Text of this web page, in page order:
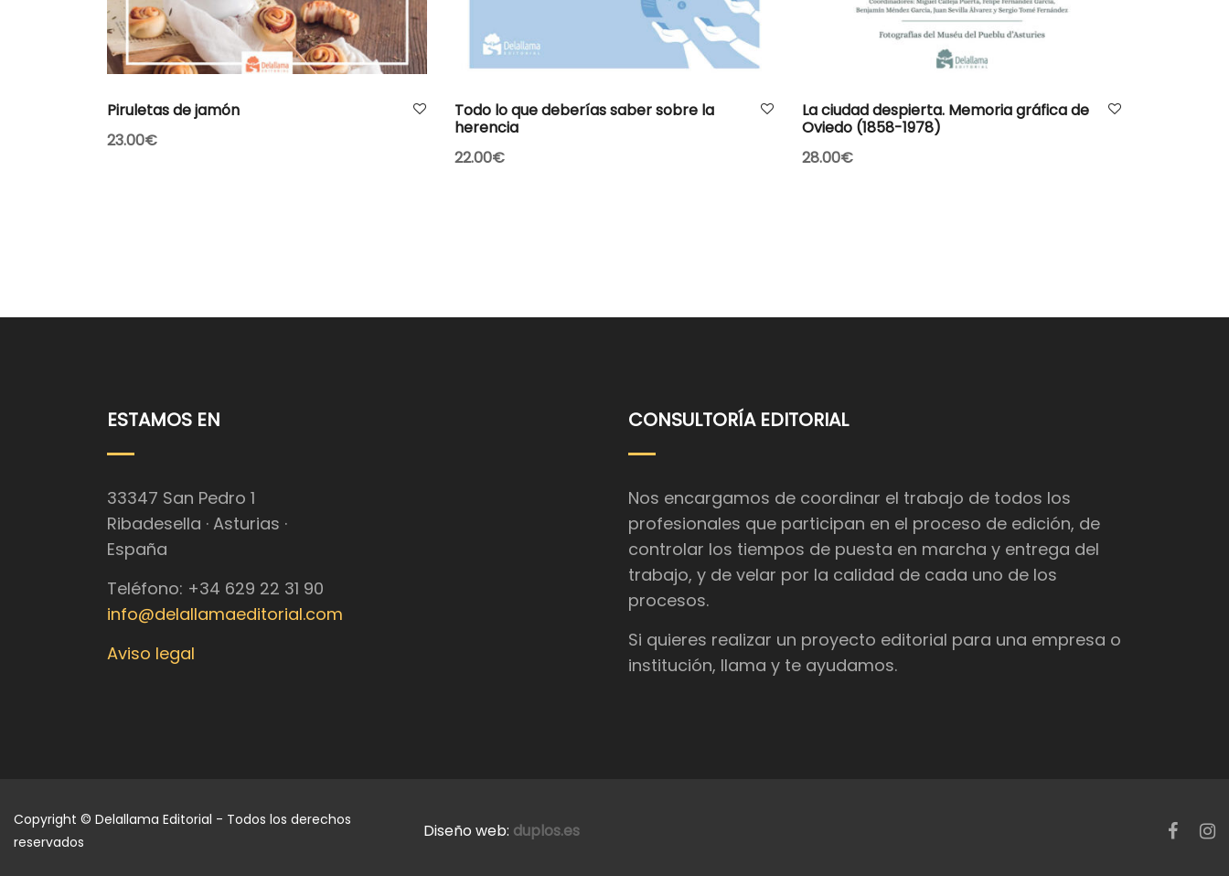
Piruletas de jamón
23.00€
Todo lo que deberías saber sobre la
herencia
22.00€
La ciudad despierta. Memoria gráfica de
Oviedo (1858-1978)
28.00€
ESTAMOS EN
33347 San Pedro 1
Ribadesella · Asturias ·
España
Teléfono: +34 629 22 31 90
info@delallamaeditorial.com
Aviso legal
CONSULTORÍA EDITORIAL
Nos encargamos de coordinar el trabajo de todos los
profesionales que participan en el proceso de edición, de
controlar los tiempos de puesta en marcha y entrega del
trabajo, y de velar por la calidad de cada uno de los
procesos.
Si quieres realizar un proyecto editorial para una empresa o
institución, llama y te ayudamos.
Copyright © Delallama Editorial - Todos los derechos
reservados
Diseño web: duplos.es